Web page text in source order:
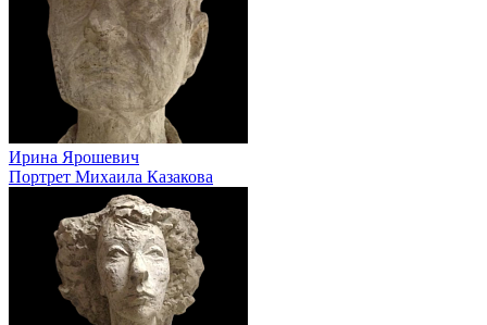
Ирина Ярошевич
Портрет Михаила Казакова